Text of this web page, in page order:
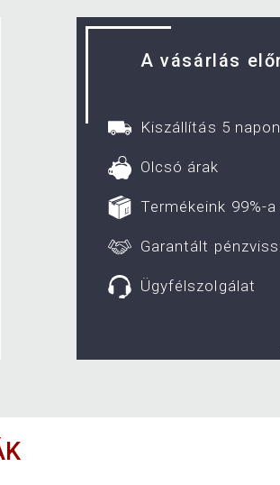
A vásárlás
Kiszállítás 5
Olcsó árak
Termékeink 99%-
Garantált
Ügyfélszolgálat